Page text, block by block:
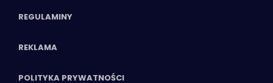
REGULAMINY
REKLAMA
POLITYKA PRYWATNOŚCI